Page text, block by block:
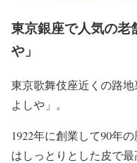
東京銀座で人気の老
や」
東京歌舞伎座近くの路
よしや」。
1922年に創業して90年
はしっとりとした皮で